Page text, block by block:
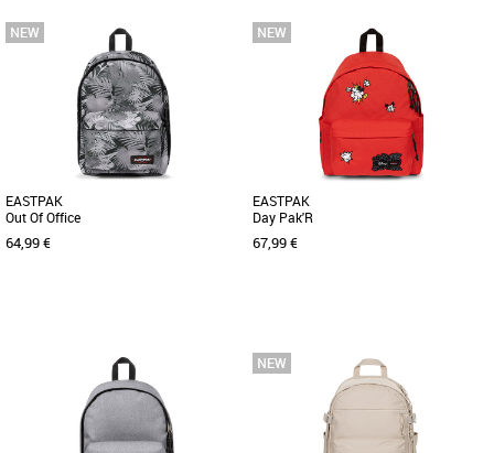
Nouvelle collection Eastpak
Le sac à dos Eastpak Gerys Pro allie
design moderne et fonctionnalité
optimale pour vous accompagner [...]
Nouvelle collection Eastpak
Avec une base renforcée en cuir et son
design urbain, le sac Wyoming vous
accompagnera tout au long [...]
EASTPAK
Out Of Office
64,99 €
Nouvelle collection Eastpak
Le sac à dos Eastpak Out Of Office allie
praticité et style moderne, idéal pour
accompagner vos journées [...]
EASTPAK
Day Pak'R
67,99 €
Nouvelle collection Eastpak
Le sac à dos Eastpak Day Pak'R allie
style et fonctionnalité dans un design
unique inspiré de l'univers [...]